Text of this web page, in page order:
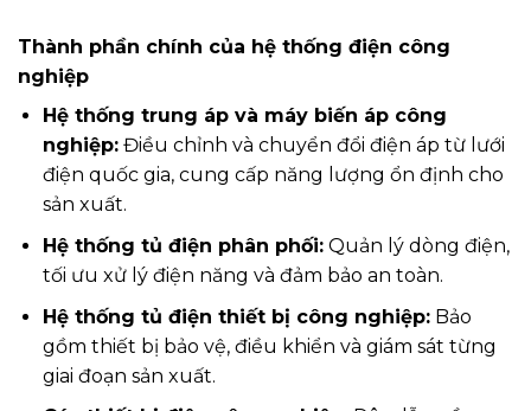
Thành phần chính của hệ thống điện công
nghiệp
Hệ thống trung áp và máy biến áp công
nghiệp:Điều chỉnh và chuyển đổi điện áp từ lưới
điện quốc gia, cung cấp năng lượng ổn định cho
sản xuất.
Hệ thống tủ điện phân phối:Quản lý dòng điện,
tối ưu xử lý điện năng và đảm bảo an toàn.
Hệ thống tủ điện thiết bị công nghiệp:Bảo
gồm thiết bị bảo vệ, điều khiển và giám sát từng
giai đoạn sản xuất.